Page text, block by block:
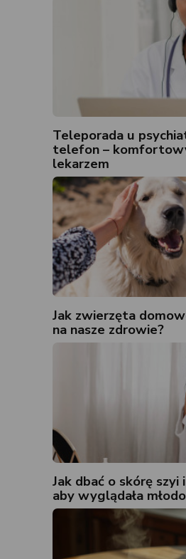
Teleporada u
telefon –
lekarzem
Jak zwierzęta
na nasze zdrowie?
Jak dbać o skórę
aby wyglądała